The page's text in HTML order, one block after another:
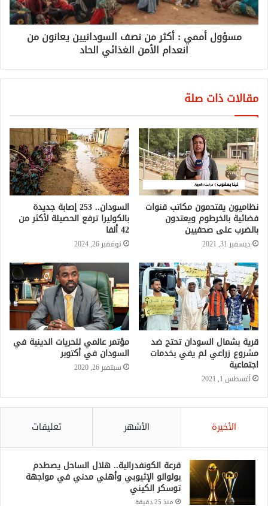
مسؤول أممي : أكثر من نصف السودانيين يعانون من
انعدام الأمن الغذائي الحاد
مقالات ذات صلة
نظاميون يقتحمون مكاتب قنوات
فضائية بالخرطوم ويعتدون
بالضرب على صحفيين
ديسمبر 31, 2021
السودان.. 253 إصابة جديدة
بالكوليرا ترفع الحصيلة لأكثر من
42 ألفا
نوفمبر 26, 2024
قرية بشمال السودان تحتج ضد
مشروع زراعي لم يفي بخدمات
اجتماعية
أغسطس 1, 2021
مؤتمر عالمي للحريات الدينية في
السودان في أكتوبر
سبتمبر 26, 2020
الأخيرة الأشهر تعليقات
قرعة الكونفدرالية.. هلال الساحل يصطدم
بولوالو الإثيوبي وأهلي مدني في مواجهة
توسكر الكيني
منذ 25 دقيقة